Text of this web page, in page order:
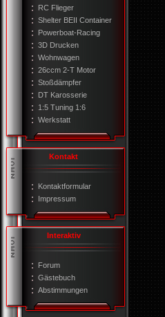
RC Flieger
Shelter BEII Container
Powerboat-Racing
3D Drucken
Wohnwagen
26ccm 2-T Motor
Stoßdämpfer
DT Karosserie
1:5 Tuning 1:6
Werkstatt
Kontakt
Kontaktformular
Impressum
Interaktiv
Forum
Gästebuch
Abstimmungen